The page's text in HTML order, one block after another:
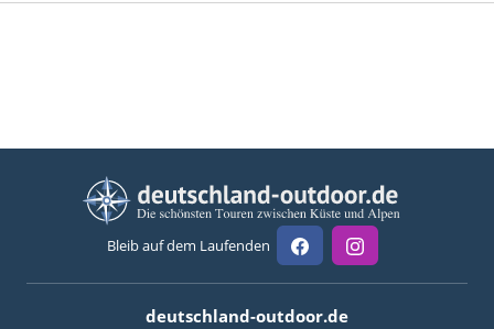
Bleib auf dem Laufenden
deutschland-outdoor.de